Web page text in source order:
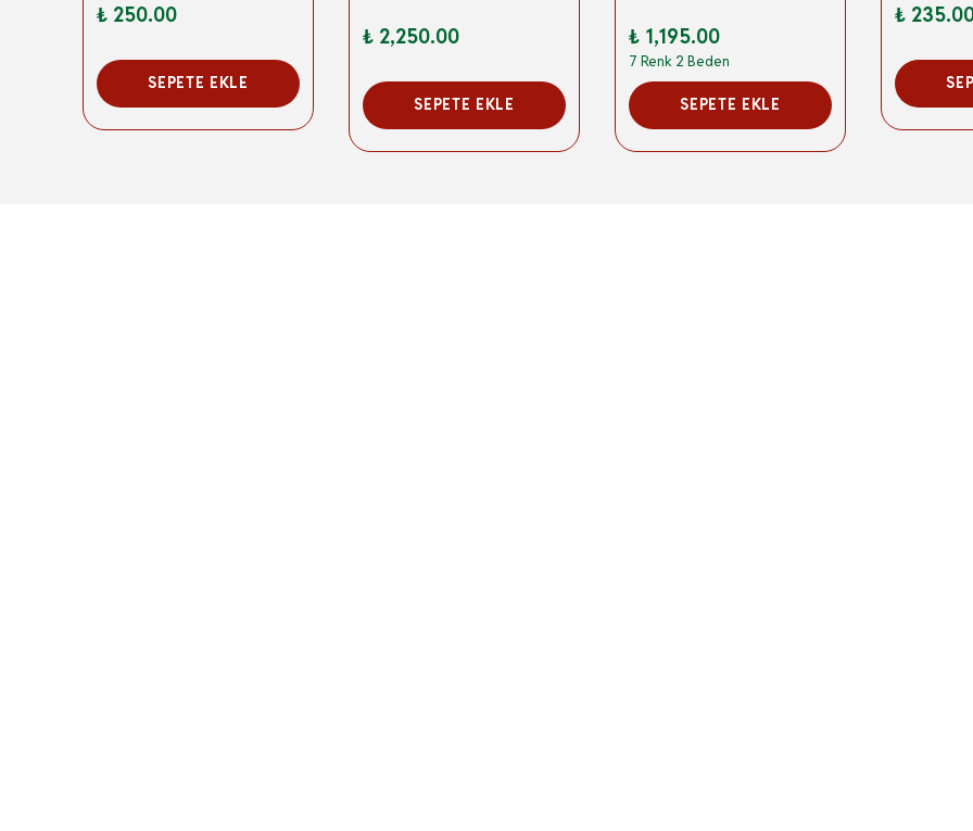
₺ 250.00
SEPETE EKLE
₺ 2,250.00
SEPETE EKLE
₺ 1,195.00
7 Renk 2 Beden
SEPETE EKLE
₺